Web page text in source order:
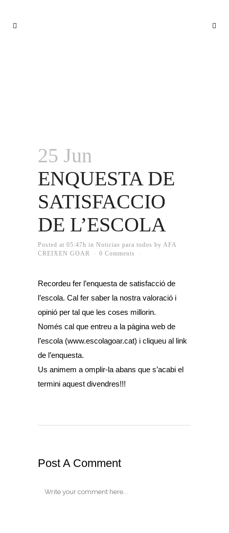
25 Jun
ENQUESTA DE
SATISFACCIO
DE L’ESCOLA
Posted at 05:47h in Noticias para todos by AFA
CREIXEN GOAR
0 Comments
Recordeu fer l’enquesta de satisfacció de
l’escola. Cal fer saber la nostra valoració i
opinió per tal que les coses millorin.
Només cal que entreu a la pàgina web de
l’escola (www.escolagoar.cat) i cliqueu al link
de l’enquesta.
Us animem a omplir-la abans que s’acabi el
termini aquest divendres!!!
Post A Comment